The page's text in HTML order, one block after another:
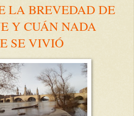
LA BREVEDAD DE
Y CUÁN NADA
SE VIVIÓ